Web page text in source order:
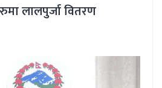
लालपुर्जा वितरण